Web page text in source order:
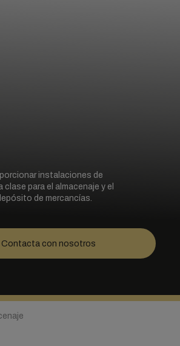
instalaciones de
clase para el almacenaje y el
de mercancías.
Contacta con nosotros